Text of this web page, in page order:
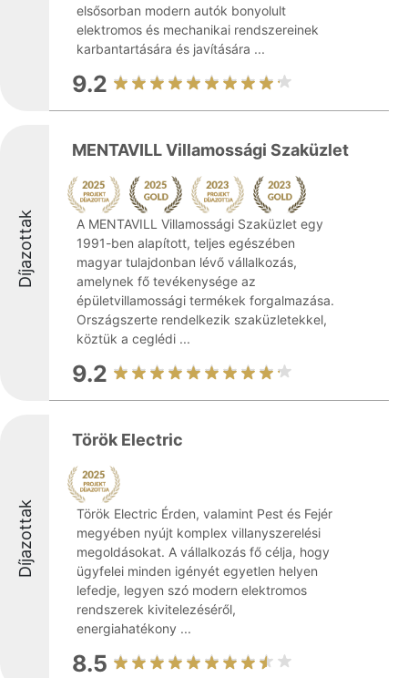
elsősorban modern autók bonyolult
elektromos és mechanikai rendszereinek
karbantartására és javítására ...
9.2
Díjazottak
MENTAVILL Villamossági Szaküzlet
A MENTAVILL Villamossági Szaküzlet egy
1991-ben alapított, teljes egészében
magyar tulajdonban lévő vállalkozás,
amelynek fő tevékenysége az
épületvillamossági termékek forgalmazása.
Országszerte rendelkezik szaküzletekkel,
köztük a ceglédi ...
9.2
Díjazottak
Török Electric
Török Electric Érden, valamint Pest és Fejér
megyében nyújt komplex villanyszerelési
megoldásokat. A vállalkozás fő célja, hogy
ügyfelei minden igényét egyetlen helyen
lefedje, legyen szó modern elektromos
rendszerek kivitelezéséről,
energiahatékony ...
8.5